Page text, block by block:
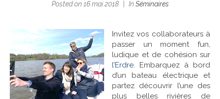
Insularis
Actualités
Références
Posted on 16 mai 2018 In Séminaires
Invitez vos collaborateurs à
passer un moment fun,
ludique et de cohésion sur
l’Erdre. Embarquez à bord
d’un bateau électrique et
partez découvrir l’une des
plus belles rivières de